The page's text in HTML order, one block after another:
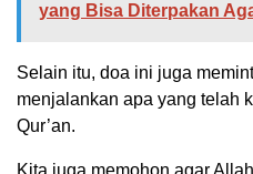
yang Bisa Diterpakan
Selain itu, doa ini juga
menjalankan apa yang telah
Qur’an.